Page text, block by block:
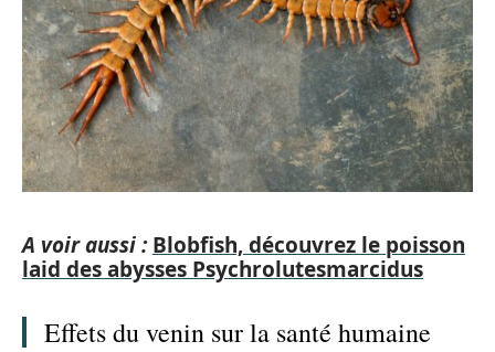
A voir aussi : Blobfish, découvrez le poisson
laid des abysses Psychrolutesmarcidus
Effets du venin sur la santé humaine